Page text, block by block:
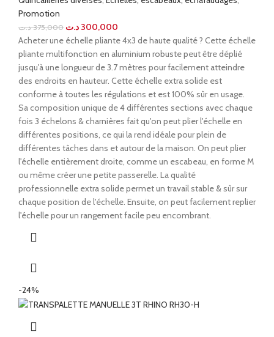
Promotion
375,000 د.ت 300,000 د.ت
Acheter une échelle pliante 4x3 de haute qualité ? Cette échelle
pliante multifonction en aluminium robuste peut être déplié
jusqu'à une longueur de 3.7 mètres pour facilement atteindre
des endroits en hauteur. Cette échelle extra solide est
conforme à toutes les régulations et est 100% sûr en usage.
Sa composition unique de 4 différentes sections avec chaque
fois 3 échelons & charnières fait qu'on peut plier l'échelle en
différentes positions, ce qui la rend idéale pour plein de
différentes tâches dans et autour de la maison. On peut plier
l'échelle entièrement droite, comme un escabeau, en forme M
ou même créer une petite passerelle. La qualité
professionnelle extra solide permet un travail stable & sûr sur
chaque position de l'échelle. Ensuite, on peut facilement replier
l'échelle pour un rangement facile peu encombrant.
-24%